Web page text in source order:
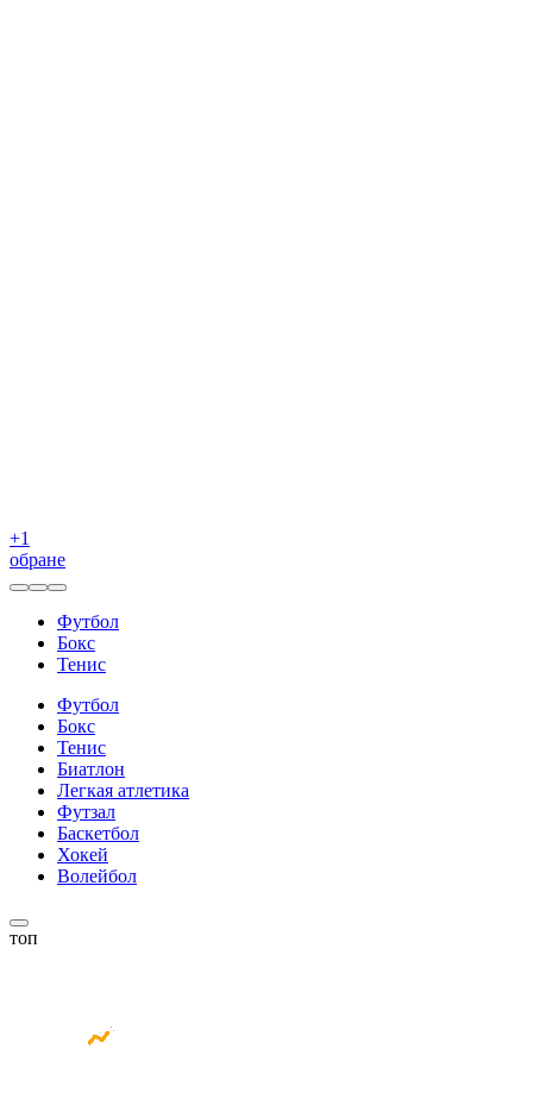
+1
обране
Футбол
Бокс
Тенис
Футбол
Бокс
Тенис
Биатлон
Легкая атлетика
Футзал
Баскетбол
Хокей
Волейбол
топ